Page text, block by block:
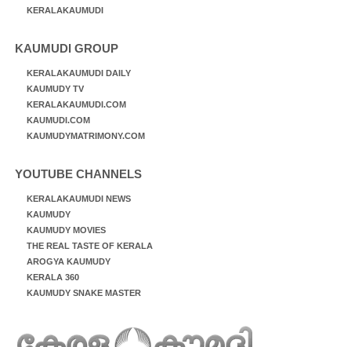
KERALAKAUMUDI
KAUMUDI GROUP
KERALAKAUMUDI DAILY
KAUMUDY TV
KERALAKAUMUDI.COM
KAUMUDI.COM
KAUMUDYMATRIMONY.COM
YOUTUBE CHANNELS
KERALAKAUMUDI NEWS
KAUMUDY
KAUMUDY MOVIES
THE REAL TASTE OF KERALA
AROGYA KAUMUDY
KERALA 360
KAUMUDY SNAKE MASTER